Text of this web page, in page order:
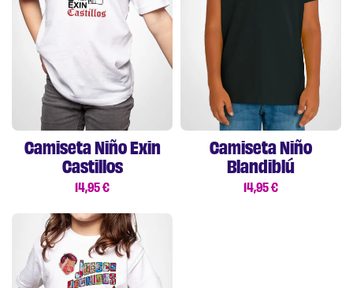
Camiseta Niño Exin
Castillos
14,95 €
Camiseta Niño
Blandiblú
14,95 €